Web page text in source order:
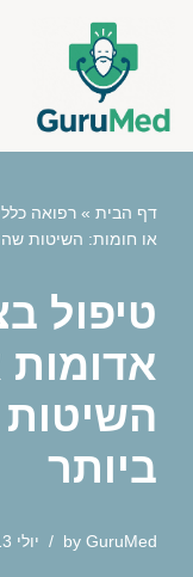
content
דף הבית » רפואה
או חומות: השיטות
טיפול
אדומות
השיטות
ביותר
by GuruMed יולי 13, 2025